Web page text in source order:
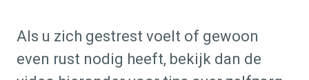
Als u zich gestrest voelt of gewoon
even rust nodig heeft, bekijk dan de